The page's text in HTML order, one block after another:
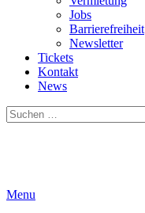
Jobs
Barrierefreiheit
Newsletter
Tickets
Kontakt
News
Suchen
nach:
Menu